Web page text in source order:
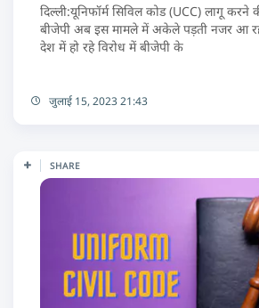
दिल्ली:यूनिफॉर्म सिविल कोड (UCC) लागू करने
बीजेपी अब इस मामले में अकेले पड़ती नजर आ
देश में हो रहे विरोध में बीजेपी के
जुलाई 15, 2023 21:43
SHARE